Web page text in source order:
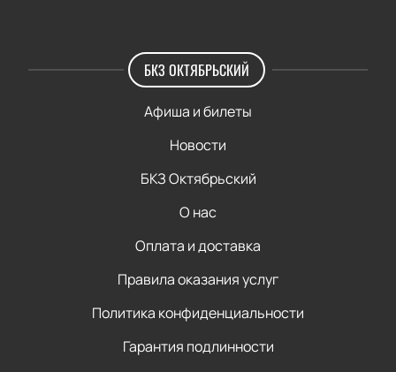
БКЗ ОКТЯБРЬСКИЙ
Афиша и билеты
Новости
БКЗ Октябрьский
О нас
Оплата и доставка
Правила оказания услуг
Политика конфиденциальности
Гарантия подлинности